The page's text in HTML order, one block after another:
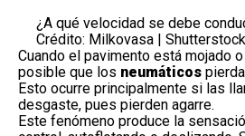
¿A qué velocidad se debe
Crédito: Milkovasa | Shutterstock
Cuando el pavimento está mojado
posible que los neumáticos
Esto ocurre principalmente si las
desgaste, pues pierden agarre.
Este fenómeno produce la